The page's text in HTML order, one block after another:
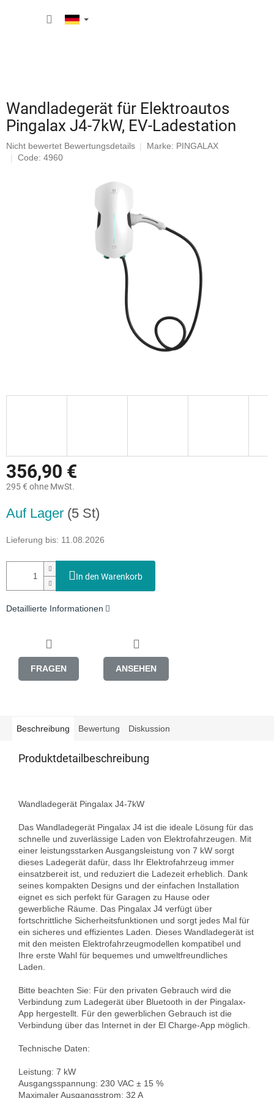
Wandladegerät für Elektroautos
Pingalax J4-7kW, EV-Ladestation
Die
durchschnittliche
Nicht bewertet Bewertungsdetails Marke: PINGALAX
Code: 4960
356,90 €
295 € ohne MwSt.
Auf Lager (5 St)
Lieferung bis: 11.08.2026
In den Warenkorb
Detaillierte Informationen
FRAGEN ANSEHEN
Beschreibung Bewertung Diskussion
Produktdetailbeschreibung
Wandladegerät Pingalax J4-7kW
Das Wandladegerät Pingalax J4 ist die ideale Lösung für das
schnelle und zuverlässige Laden von Elektrofahrzeugen. Mit
einer leistungsstarken Ausgangsleistung von 7 kW sorgt
dieses Ladegerät dafür, dass Ihr Elektrofahrzeug immer
einsatzbereit ist, und reduziert die Ladezeit erheblich. Dank
seines kompakten Designs und der einfachen Installation
eignet es sich perfekt für Garagen zu Hause oder
gewerbliche Räume. Das Pingalax J4 verfügt über
fortschrittliche Sicherheitsfunktionen und sorgt jedes Mal für
ein sicheres und effizientes Laden. Dieses Wandladegerät ist
mit den meisten Elektrofahrzeugmodellen kompatibel und
Ihre erste Wahl für bequemes und umweltfreundliches
Laden.
Bitte beachten Sie: Für den privaten Gebrauch wird die
Verbindung zum Ladegerät über Bluetooth in der Pingalax-
App hergestellt. Für den gewerblichen Gebrauch ist die
Verbindung über das Internet in der El Charge-App möglich.
Technische Daten:
Leistung: 7 kW
Ausgangsspannung: 230 VAC ± 15 %
Maximaler Ausgangsstrom: 32 A